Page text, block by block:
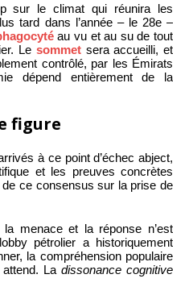
sur le climat qui réunira les
tard dans l’année – le 28e –
au vu et au su de tout
Le sommetsera accueilli, et
contrôlé, par les Émirats
dépend entièrement de la
figure
à ce point d’échec abject,
et les preuves concrètes
ce consensus sur la prise de
la menace et la réponse n’est
pétrolier a historiquement
la compréhension populaire
La dissonance cognitive